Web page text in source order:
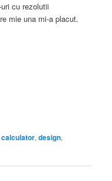
cu rezolutii
mie una mi-a placut.
calculator,design,